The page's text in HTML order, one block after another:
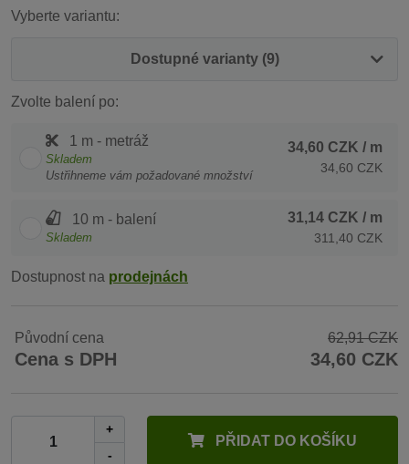
Vyberte variantu:
Dostupné varianty (9)
Zvolte balení po:
1 m - metráž
Skladem
Ustřihneme vám požadované množství
34,60 CZK / m
34,60 CZK
10 m - balení
Skladem
31,14 CZK / m
311,40 CZK
Dostupnost na prodejnách
Původní cena 62,91 CZK
Cena s DPH 34,60 CZK
+
-
PŘIDAT DO KOŠÍKU